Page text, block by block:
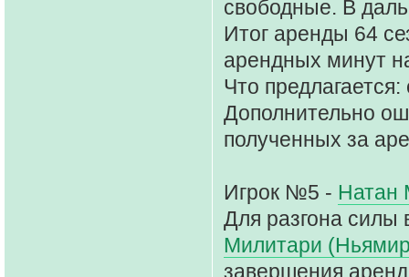
свободные. В
Итог аренды 64
арендных минут
Что
Дополнительно
полученных за
Игрок №5 - Натан
Для разгона
Милитари
завершения